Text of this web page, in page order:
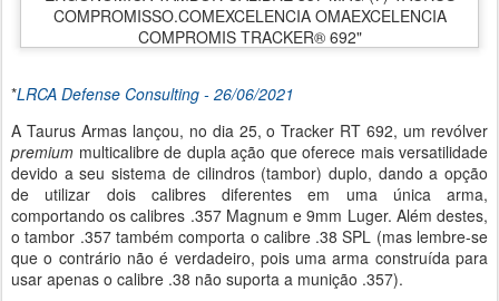
*LRCA Defense Consulting - 26/06/2021
A Taurus Armas lançou, no dia 25, o Tracker RT 692, um revólver
premium multicalibre de dupla ação que oferece mais versatilidade
devido a seu sistema de cilindros (tambor) duplo, dando a opção
de utilizar dois calibres diferentes em uma única arma,
comportando os calibres .357 Magnum e 9mm Luger. Além destes,
o tambor .357 também comporta o calibre .38 SPL (mas lembre-se
que o contrário não é verdadeiro, pois uma arma construída para
usar apenas o calibre .38 não suporta a munição .357).